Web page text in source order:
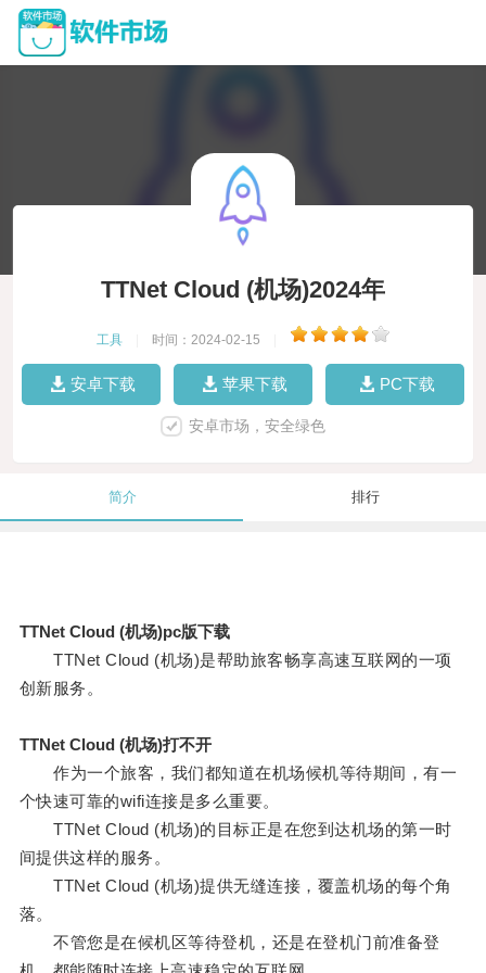
TTNet Cloud (机场)2024年
工具 时间：2024-02-15
安卓下载 苹果下载 PC下载
安卓市场，安全绿色
简介 排行
TTNet Cloud (机场)pc版下载
TTNet Cloud (机场)是帮助旅客畅享高速互联网的一项
创新服务。
TTNet Cloud (机场)打不开
作为一个旅客，我们都知道在机场候机等待期间，有一
个快速可靠的wifi连接是多么重要。
TTNet Cloud (机场)的目标正是在您到达机场的第一时
间提供这样的服务。
TTNet Cloud (机场)提供无缝连接，覆盖机场的每个角
落。
不管您是在候机区等待登机，还是在登机门前准备登